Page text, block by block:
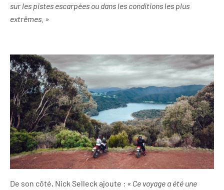
sur les pistes escarpées ou dans les conditions les plus
extrêmes. »
De son côté, Nick Selleck ajoute : « Ce voyage a été une